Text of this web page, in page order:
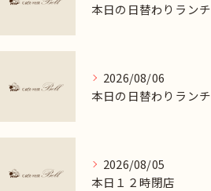
本日の日替わりランチ
2026/08/06
本日の日替わりランチ
2026/08/05
本日１２時閉店